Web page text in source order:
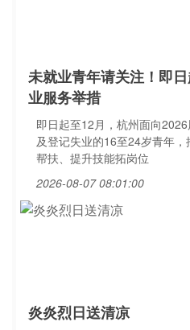
未就业青年请关注！即
业服务举措
即日起至12月，杭州面向
及登记失业的16至24岁青年
帮扶、提升技能拓岗位
2026-08-07 08:01:00
炎炎烈日送清凉